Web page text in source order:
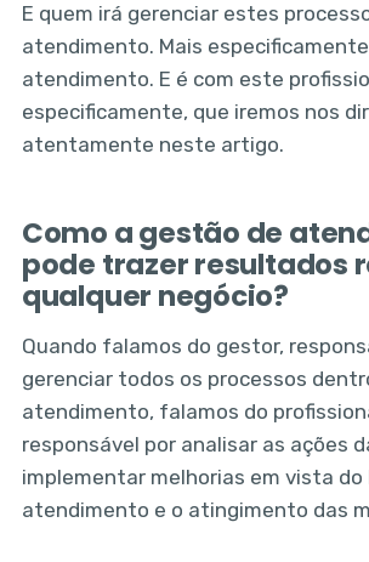
E quem irá gerenciar estes
atendimento. Mais
atendimento. E é com este
especificamente, que iremos nos
atentamente neste artigo.
Como a gestão de
pode trazer resultados
qualquer negócio?
Quando falamos do gestor,
gerenciar todos os processos
atendimento, falamos do
responsável por analisar as ações
implementar melhorias em vista do
atendimento e o atingimento das